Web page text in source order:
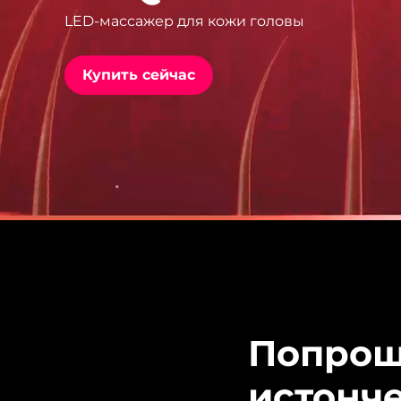
LED-массажер для кожи головы
Купить сейчас
issa™ Teeth Whitening Set
FAQ™ Dual LED Panel
ПОДАРКИ И НАБОРЫ